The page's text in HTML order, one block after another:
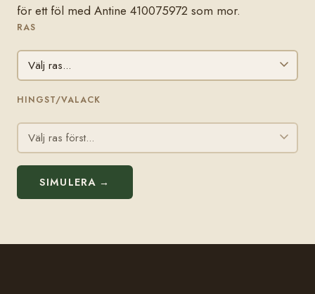
för ett föl med Antine 410075972 som mor.
RAS
HINGST/VALACK
SIMULERA →